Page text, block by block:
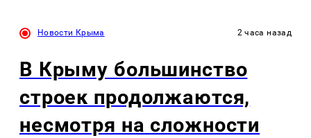
Новости Крыма 2 часа назад
В Крыму большинство
строек продолжаются,
несмотря на сложности